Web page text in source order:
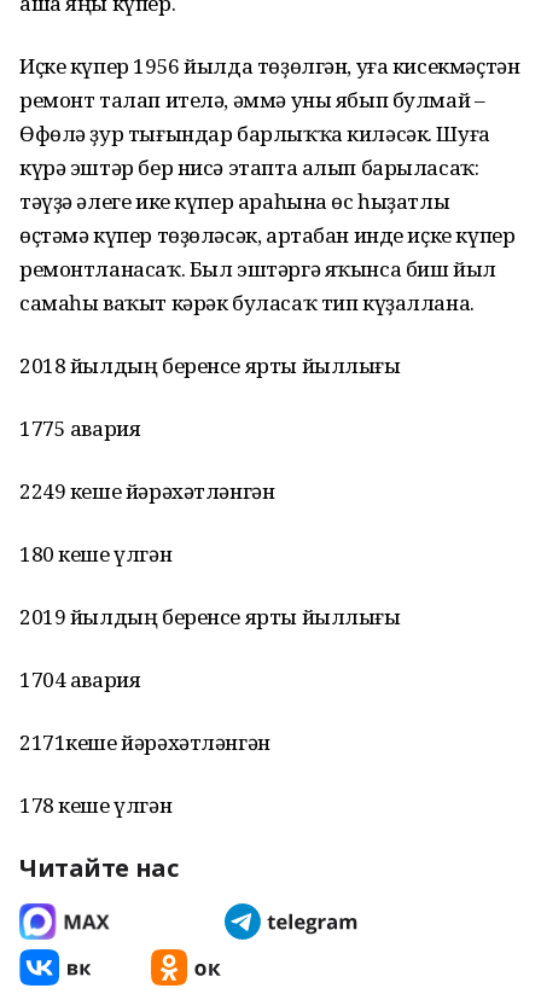
Иҫке күпер 1956 йылда төҙөлгән, уға кисекмәҫтән
ремонт талап ителә, әммә уны ябып булмай –
Өфөлә ҙур тығындар барлыҡҡа киләсәк. Шуға
күрә эштәр бер нисә этапта алып барыласаҡ:
тәүҙә әлеге ике күпер араһына өс һыҙатлы
өҫтәмә күпер төҙөләсәк, артабан инде иҫке күпер
ремонтланасаҡ. Был эштәргә яҡынса биш йыл
самаһы ваҡыт кәрәк буласаҡ тип күҙаллана.
2018 йылдың беренсе ярты йыллығы
1775 авария
2249 кеше йәрәхәтләнгән
180 кеше үлгән
2019 йылдың беренсе ярты йыллығы
1704 авария
2171кеше йәрәхәтләнгән
178 кеше үлгән
Читайте нас